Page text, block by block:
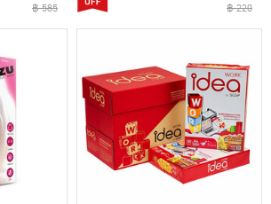
฿ 585
฿ 220